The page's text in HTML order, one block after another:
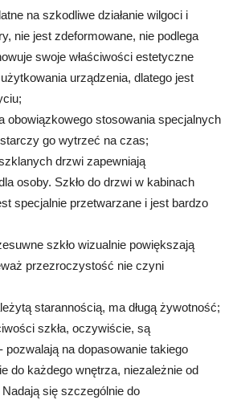
na szkodliwe działanie wilgoci i
nie jest zdeformowane, nie podlega
swoje właściwości estetyczne
urządzenia, dlatego jest
obowiązkowego stosowania specjalnych
go wytrzeć na czas;
drzwi zapewniają
osoby. Szkło do drzwi w kabinach
specjalnie przetwarzane i jest bardzo
szkło wizualnie powiększają
przezroczystość nie czyni
starannością, ma długą żywotność;
szkła, oczywiście, są
pozwalają na dopasowanie takiego
do każdego wnętrza, niezależnie od
się szczególnie do